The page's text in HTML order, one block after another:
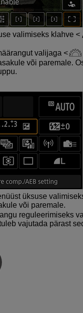
valimiseks klahve
valijaga
või paremale.
üksuse
või paremale.
reguleerimiseks
vajutada pärast